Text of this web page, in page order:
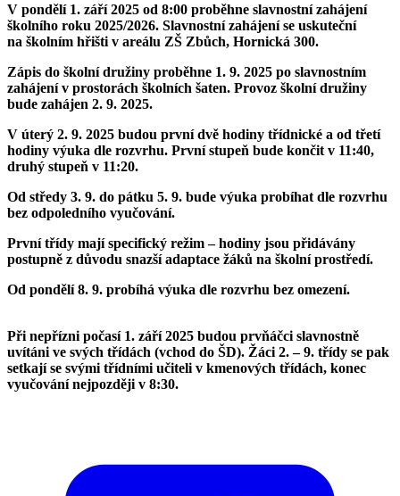
V pondělí 1. září 2025 od 8:00 proběhne slavnostní zahájení
školního roku 2025/2026. Slavnostní zahájení se uskuteční
na školním hřišti v areálu ZŠ Zbůch, Hornická 300.
Zápis do školní družiny proběhne 1. 9. 2025 po slavnostním
zahájení v prostorách školních šaten. Provoz školní družiny
bude zahájen 2. 9. 2025.
V úterý 2. 9. 2025 budou první dvě hodiny třídnické a od třetí
hodiny výuka dle rozvrhu. První stupeň bude končit v 11:40,
druhý stupeň v 11:20.
Od středy 3. 9. do pátku 5. 9. bude výuka probíhat dle rozvrhu
bez odpoledního vyučování.
První třídy mají specifický režim – hodiny jsou přidávány
postupně z důvodu snazší adaptace žáků na školní prostředí.
Od pondělí 8. 9. probíhá výuka dle rozvrhu bez omezení.
Při nepřízni počasí 1. září 2025 budou prvňáčci slavnostně
uvítáni ve svých třídách (vchod do ŠD). Žáci 2. – 9. třídy se pak
setkají se svými třídními učiteli v kmenových třídách, konec
vyučování nejpozději v 8:30.